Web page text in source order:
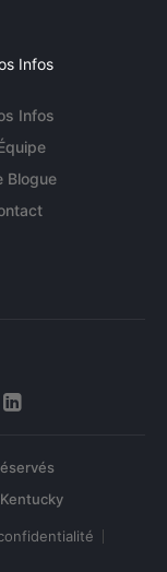
Infos
Infos
Blogue